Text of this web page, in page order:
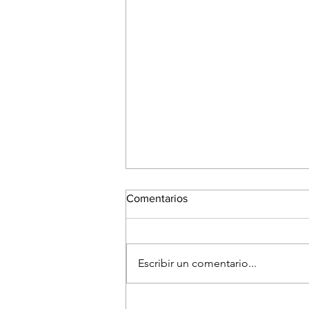
Comentarios
Escribir un comentario...